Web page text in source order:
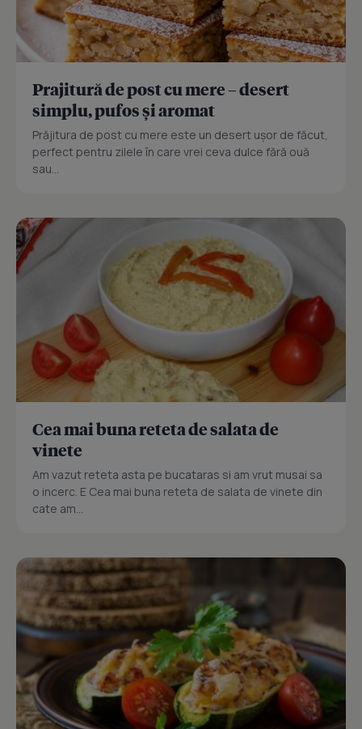
Prajitură de post cu mere – desert
simplu, pufos și aromat
Prăjitura de post cu mere este un desert ușor de făcut,
perfect pentru zilele în care vrei ceva dulce fără ouă
sau...
Cea mai buna reteta de salata de
vinete
Am vazut reteta asta pe bucataras si am vrut musai sa
o incerc. E Cea mai buna reteta de salata de vinete din
cate am...